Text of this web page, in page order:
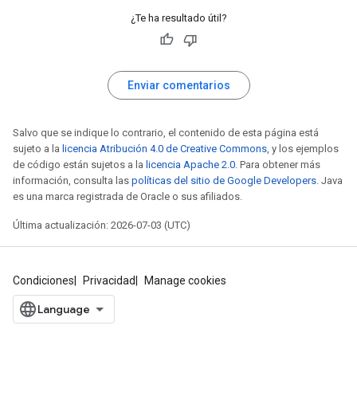
¿Te ha resultado útil?
Enviar comentarios
Salvo que se indique lo contrario, el contenido de esta página está
sujeto a la licencia Atribución 4.0 de Creative Commons, y los ejemplos
de código están sujetos a la licencia Apache 2.0. Para obtener más
información, consulta las políticas del sitio de Google Developers. Java
es una marca registrada de Oracle o sus afiliados.
Última actualización: 2026-07-03 (UTC)
Condiciones Privacidad Manage cookies